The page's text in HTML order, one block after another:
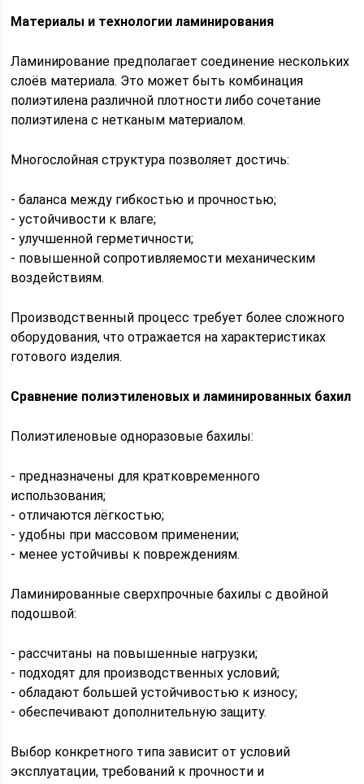
Материалы и технологии ламинирования
Ламинирование предполагает соединение нескольких
слоёв материала. Это может быть комбинация
полиэтилена различной плотности либо сочетание
полиэтилена с нетканым материалом.
Многослойная структура позволяет достичь:
- баланса между гибкостью и прочностью;
- устойчивости к влаге;
- улучшенной герметичности;
- повышенной сопротивляемости механическим
воздействиям.
Производственный процесс требует более сложного
оборудования, что отражается на характеристиках
готового изделия.
Сравнение полиэтиленовых и ламинированных бахил
Полиэтиленовые одноразовые бахилы:
- предназначены для кратковременного
использования;
- отличаются лёгкостью;
- удобны при массовом применении;
- менее устойчивы к повреждениям.
Ламинированные сверхпрочные бахилы с двойной
подошвой:
- рассчитаны на повышенные нагрузки;
- подходят для производственных условий;
- обладают большей устойчивостью к износу;
- обеспечивают дополнительную защиту.
Выбор конкретного типа зависит от условий
эксплуатации, требований к прочности и